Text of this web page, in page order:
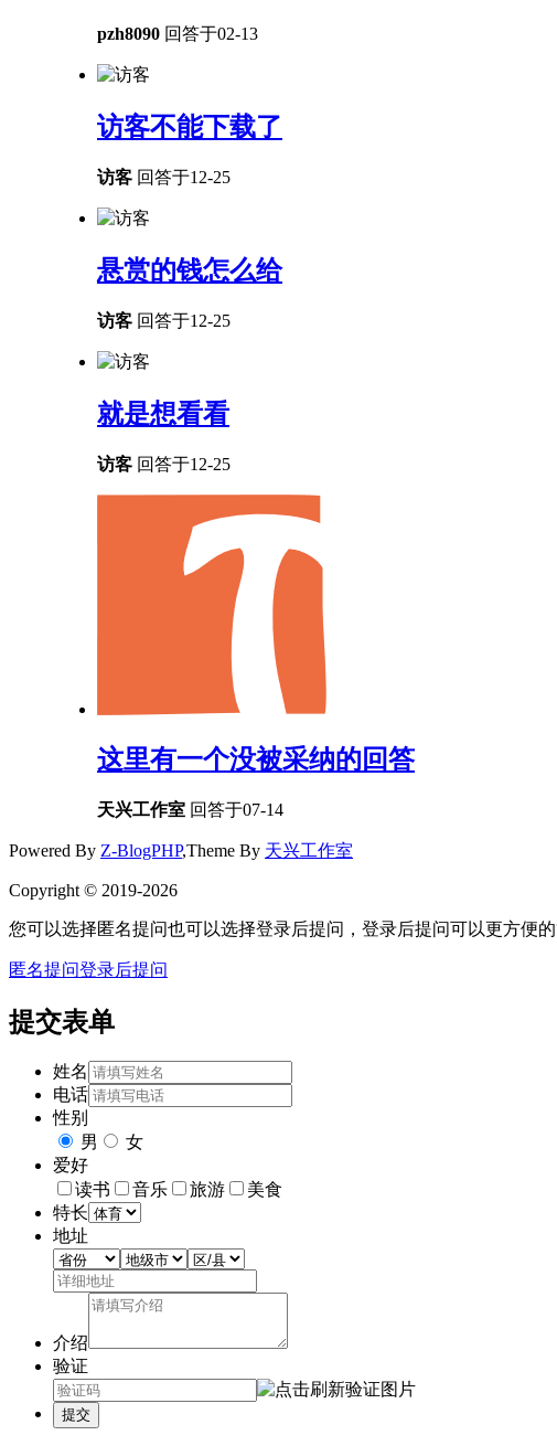
pzh8090 回答于02-13
访客不能下载了
访客 回答于12-25
悬赏的钱怎么给
访客 回答于12-25
就是想看看
访客 回答于12-25
这里有一个没被采纳的回答
天兴工作室 回答于07-14
Powered By Z-BlogPHP,Theme By 天兴工作室
Copyright © 2019-2026
您可以选择匿名提问也可以选择登录后提问，登录后提问可以更方便
匿名提问登录后提问
提交表单
姓名
电话
性别
男
女
爱好
读书
音乐 旅游
美食
特长
地址
介绍
验证
提交